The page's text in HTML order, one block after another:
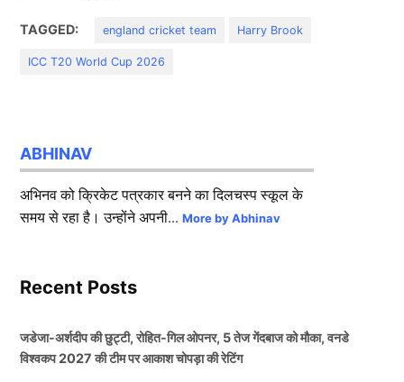
TAGGED: england cricket team Harry Brook
ICC T20 World Cup 2026
ABHINAV
अभिनव को क्रिकेट पत्रकार बनने का दिलचस्प स्कूल के
समय से रहा है। उन्होंने अपनी...More by Abhinav
Recent Posts
जडेजा-अर्शदीप की छुट्टी, रोहित-गिल ओपनर, 5 तेज गेंदबाज को मौका, वनडे
विश्वकप 2027 की टीम पर आकाश चोपड़ा की रेटिंग